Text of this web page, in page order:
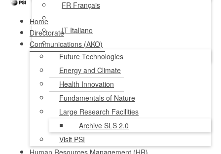
FR Français
IT Italiano
NL Nederlands
Home
Directorate
Communications (AKO)
Future Technologies
Energy and Climate
Health Innovation
Fundamentals of Nature
Large Research Facilities
Archive SLS 2.0
Visit PSI
Human Resources Management (HR)